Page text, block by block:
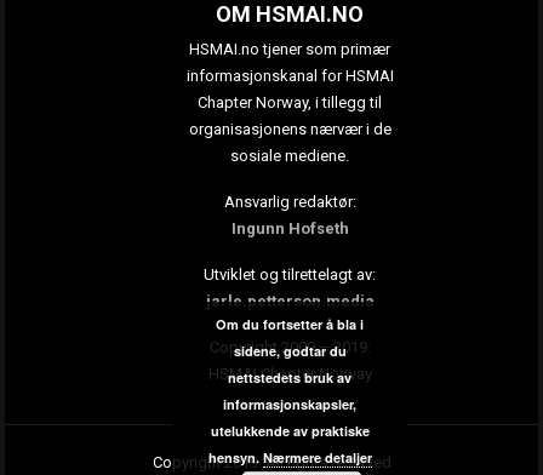
OM HSMAI.NO
HSMAI.no tjener som primær
informasjonskanal for HSMAI
Chapter Norway, i tillegg til
organisasjonens nærvær i de
sosiale mediene.
Ansvarlig redaktør:
Ingunn Hofseth
Utviklet og tilrettelagt av:
jarle.petterson.media
Copyright 2009 – 2019:
HSMAI Chapter Norway
Copyright 2019. All rights reserved
Om du fortsetter å bla i
sidene, godtar du
nettstedets bruk av
informasjonskapsler,
utelukkende av praktiske
hensyn. Nærmere detaljer